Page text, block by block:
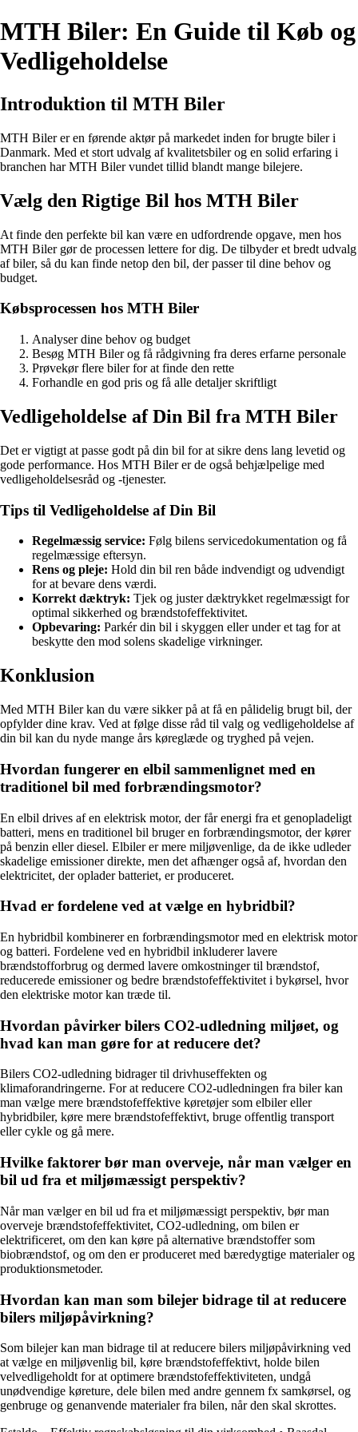
MTH Biler: En Guide til Køb og
Vedligeholdelse
Introduktion til MTH Biler
MTH Biler er en førende aktør på markedet inden for brugte biler i
Danmark. Med et stort udvalg af kvalitetsbiler og en solid erfaring i
branchen har MTH Biler vundet tillid blandt mange bilejere.
Vælg den Rigtige Bil hos MTH Biler
At finde den perfekte bil kan være en udfordrende opgave, men hos
MTH Biler gør de processen lettere for dig. De tilbyder et bredt udvalg
af biler, så du kan finde netop den bil, der passer til dine behov og
budget.
Købsprocessen hos MTH Biler
Analyser dine behov og budget
Besøg MTH Biler og få rådgivning fra deres erfarne personale
Prøvekør flere biler for at finde den rette
Forhandle en god pris og få alle detaljer skriftligt
Vedligeholdelse af Din Bil fra MTH Biler
Det er vigtigt at passe godt på din bil for at sikre dens lang levetid og
gode performance. Hos MTH Biler er de også behjælpelige med
vedligeholdelsesråd og -tjenester.
Tips til Vedligeholdelse af Din Bil
Regelmæssig service: Følg bilens servicedokumentation og få
regelmæssige eftersyn.
Rens og pleje: Hold din bil ren både indvendigt og udvendigt
for at bevare dens værdi.
Korrekt dæktryk: Tjek og juster dæktrykket regelmæssigt for
optimal sikkerhed og brændstofeffektivitet.
Opbevaring: Parkér din bil i skyggen eller under et tag for at
beskytte den mod solens skadelige virkninger.
Konklusion
Med MTH Biler kan du være sikker på at få en pålidelig brugt bil, der
opfylder dine krav. Ved at følge disse råd til valg og vedligeholdelse af
din bil kan du nyde mange års køreglæde og tryghed på vejen.
Hvordan fungerer en elbil sammenlignet med en
traditionel bil med forbrændingsmotor?
En elbil drives af en elektrisk motor, der får energi fra et genopladeligt
batteri, mens en traditionel bil bruger en forbrændingsmotor, der kører
på benzin eller diesel. Elbiler er mere miljøvenlige, da de ikke udleder
skadelige emissioner direkte, men det afhænger også af, hvordan den
elektricitet, der oplader batteriet, er produceret.
Hvad er fordelene ved at vælge en hybridbil?
En hybridbil kombinerer en forbrændingsmotor med en elektrisk motor
og batteri. Fordelene ved en hybridbil inkluderer lavere
brændstofforbrug og dermed lavere omkostninger til brændstof,
reducerede emissioner og bedre brændstofeffektivitet i bykørsel, hvor
den elektriske motor kan træde til.
Hvordan påvirker bilers CO2-udledning miljøet, og
hvad kan man gøre for at reducere det?
Bilers CO2-udledning bidrager til drivhuseffekten og
klimaforandringerne. For at reducere CO2-udledningen fra biler kan
man vælge mere brændstofeffektive køretøjer som elbiler eller
hybridbiler, køre mere brændstofeffektivt, bruge offentlig transport
eller cykle og gå mere.
Hvilke faktorer bør man overveje, når man vælger en
bil ud fra et miljømæssigt perspektiv?
Når man vælger en bil ud fra et miljømæssigt perspektiv, bør man
overveje brændstofeffektivitet, CO2-udledning, om bilen er
elektrificeret, om den kan køre på alternative brændstoffer som
biobrændstof, og om den er produceret med bæredygtige materialer og
produktionsmetoder.
Hvordan kan man som bilejer bidrage til at reducere
bilers miljøpåvirkning?
Som bilejer kan man bidrage til at reducere bilers miljøpåvirkning ved
at vælge en miljøvenlig bil, køre brændstofeffektivt, holde bilen
velvedligeholdt for at optimere brændstofeffektiviteten, undgå
unødvendige køreture, dele bilen med andre gennem fx samkørsel, og
genbruge og genanvende materialer fra bilen, når den skal skrottes.